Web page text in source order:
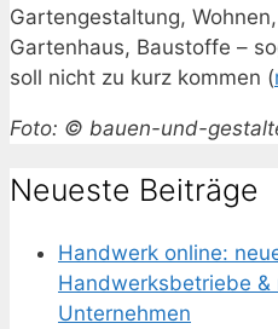
Gartengestaltung, Wohnen,
Gartenhaus, Baustoffe –
soll nicht zu kurz kommen (
Foto: © bauen-und-
Neueste Beiträge
Handwerk online:
Handwerksbetriebe
Unternehmen